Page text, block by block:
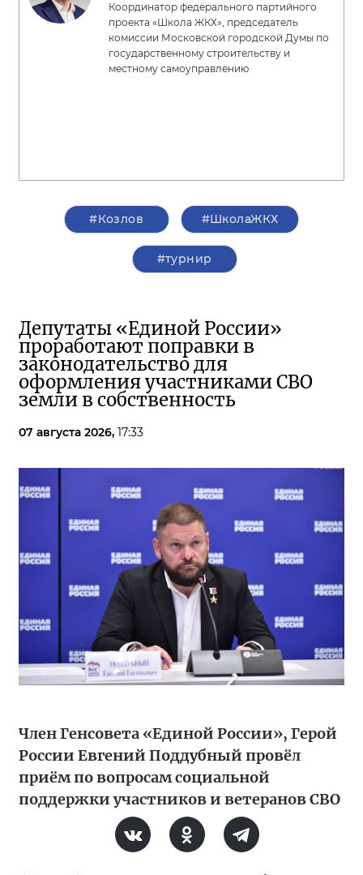
Координатор федерального партийного
проекта «Школа ЖКХ», председатель
комиссии Московской городской Думы по
государственному строительству и
местному самоуправлению
#Козлов #ШколаЖКХ
#турнир
Депутаты «Единой России»
проработают поправки в
законодательство для
оформления участниками СВО
земли в собственность
07 августа 2026, 17:33
Член Генсовета «Единой России», Герой
России Евгений Поддубный провёл
приём по вопросам социальной
поддержки участников и ветеранов СВО